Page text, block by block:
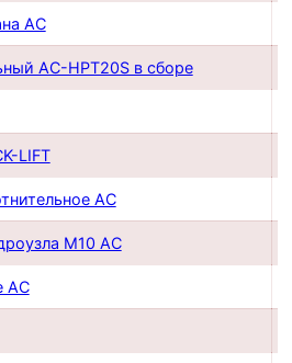
AC
AC-HPT20S в сборе
LIFT
AC
М10 AC
AC